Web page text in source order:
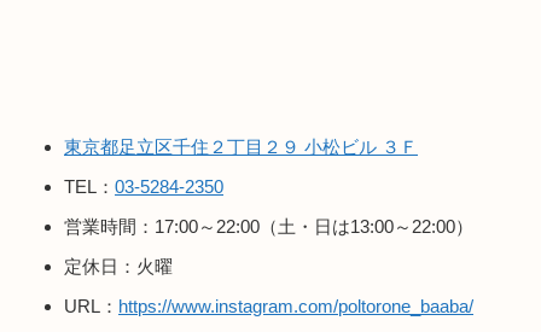
東京都足立区千住２丁目２９ 小松ビル ３Ｆ
TEL： 03-5284-2350
営業時間：17:00～22:00（土・日は13:00～22:00）
定休日：火曜
URL： https://www.instagram.com/poltorone_baaba/